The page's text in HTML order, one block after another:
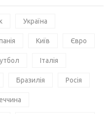
Україна
Київ Євро
Італія
Бразилія Росія